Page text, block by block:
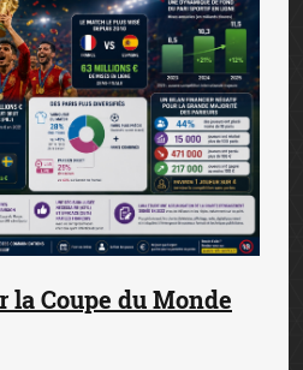
la Coupe du Monde